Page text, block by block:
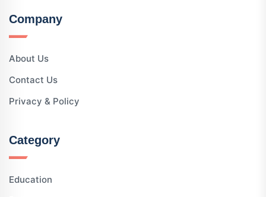
Company
About Us
Contact Us
Privacy & Policy
Category
Education